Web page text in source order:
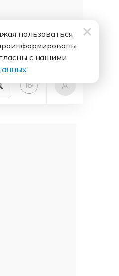
18+
пользоваться
с нашими
.